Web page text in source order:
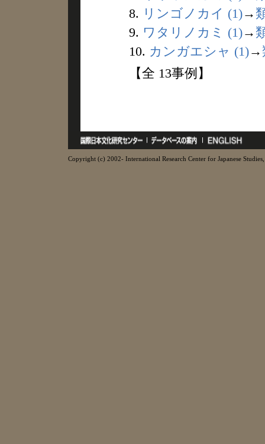
8. リンゴノカイ (1)→
9. ワタリノカミ (1)→
10. カンガエシャ (1)→
【全 13事例】
Copyright (c) 2002- International Research Center for Japanese